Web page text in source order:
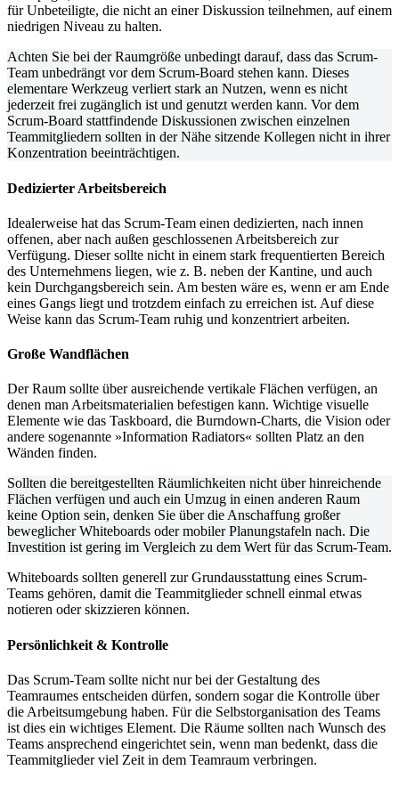
für Unbeteiligte, die nicht an einer Diskussion teilnehmen, auf einem
niedrigen Niveau zu halten.
Achten Sie bei der Raumgröße unbedingt darauf, dass das Scrum-
Team unbedrängt vor dem Scrum-Board stehen kann. Dieses
elementare Werkzeug verliert stark an Nutzen, wenn es nicht
jederzeit frei zugänglich ist und genutzt werden kann. Vor dem
Scrum-Board stattfindende Diskussionen zwischen einzelnen
Teammitgliedern sollten in der Nähe sitzende Kollegen nicht in ihrer
Konzentration beeinträchtigen.
Dedizierter Arbeitsbereich
Idealerweise hat das Scrum-Team einen dedizierten, nach innen
offenen, aber nach außen geschlossenen Arbeitsbereich zur
Verfügung. Dieser sollte nicht in einem stark frequentierten Bereich
des Unternehmens liegen, wie z. B. neben der Kantine, und auch
kein Durchgangsbereich sein. Am besten wäre es, wenn er am Ende
eines Gangs liegt und trotzdem einfach zu erreichen ist. Auf diese
Weise kann das Scrum-Team ruhig und konzentriert arbeiten.
Große Wandflächen
Der Raum sollte über ausreichende vertikale Flächen verfügen, an
denen man Arbeitsmaterialien befestigen kann. Wichtige visuelle
Elemente wie das Taskboard, die Burndown-Charts, die Vision oder
andere sogenannte »Information Radiators« sollten Platz an den
Wänden finden.
Sollten die bereitgestellten Räumlichkeiten nicht über hinreichende
Flächen verfügen und auch ein Umzug in einen anderen Raum
keine Option sein, denken Sie über die Anschaffung großer
beweglicher Whiteboards oder mobiler Planungstafeln nach. Die
Investition ist gering im Vergleich zu dem Wert für das Scrum-Team.
Whiteboards sollten generell zur Grundausstattung eines Scrum-
Teams gehören, damit die Teammitglieder schnell einmal etwas
notieren oder skizzieren können.
Persönlichkeit & Kontrolle
Das Scrum-Team sollte nicht nur bei der Gestaltung des
Teamraumes entscheiden dürfen, sondern sogar die Kontrolle über
die Arbeitsumgebung haben. Für die Selbstorganisation des Teams
ist dies ein wichtiges Element. Die Räume sollten nach Wunsch des
Teams ansprechend eingerichtet sein, wenn man bedenkt, dass die
Teammitglieder viel Zeit in dem Teamraum verbringen.